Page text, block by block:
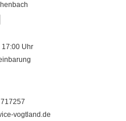
17:00 Uhr
vogtland.de